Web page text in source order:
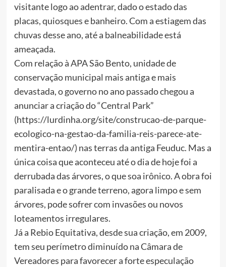
visitante logo ao adentrar, dado o estado das
placas, quiosques e banheiro. Com a estiagem das
chuvas desse ano, até a balneabilidade está
ameaçada.
Com relação à APA São Bento, unidade de
conservação municipal mais antiga e mais
devastada, o governo no ano passado chegou a
anunciar a criação do “Central Park”
(https://lurdinha.org/site/construcao-de-parque-
ecologico-na-gestao-da-familia-reis-parece-ate-
mentira-entao/) nas terras da antiga Feuduc. Mas a
única coisa que aconteceu até o dia de hoje foi a
derrubada das árvores, o que soa irônico. A obra foi
paralisada e o grande terreno, agora limpo e sem
árvores, pode sofrer com invasões ou novos
loteamentos irregulares.
Já a Rebio Equitativa, desde sua criação, em 2009,
tem seu perímetro diminuído na Câmara de
Vereadores para favorecer a forte especulação